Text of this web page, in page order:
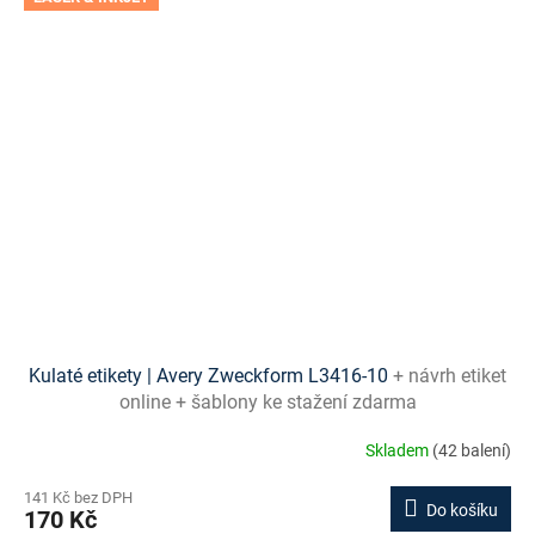
Kulaté etikety | Avery Zweckform L3416-10 + návrh etiket
online + šablony ke stažení zdarma
Skladem (42 balení)
141 Kč bez DPH
170 Kč Do košíku